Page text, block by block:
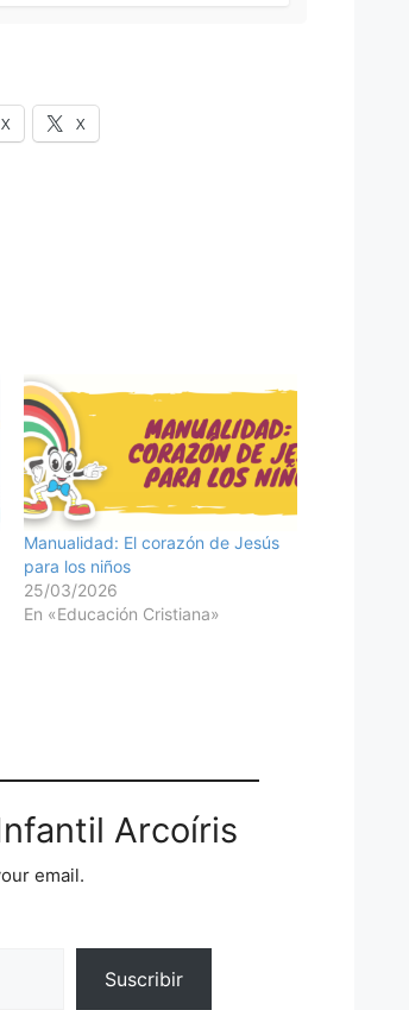
X X
Manualidad: El corazón de Jesús
para los niños
25/03/2026
En «Educación Cristiana»
Arcoíris
email.
Suscribir